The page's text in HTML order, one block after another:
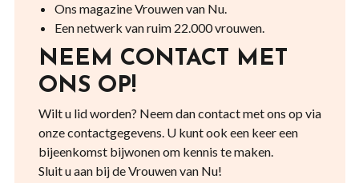
Ons magazine Vrouwen van Nu.
Een netwerk van ruim 22.000 vrouwen.
NEEM CONTACT MET
ONS OP!
Wilt u lid worden? Neem dan contact met ons op via
onze contactgegevens. U kunt ook een keer een
bijeenkomst bijwonen om kennis te maken.
Sluit u aan bij de Vrouwen van Nu!